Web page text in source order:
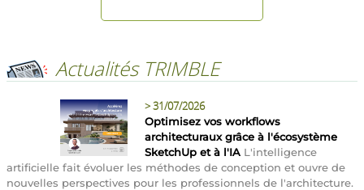
Actualités TRIMBLE
>31/07/2026
Optimisez vos workflows
architecturaux grâce à l'écosystème
SketchUp et à l'IA L'intelligence
artificielle fait évoluer les méthodes de conception et ouvre de
nouvelles perspectives pour les professionnels de l'architecture.